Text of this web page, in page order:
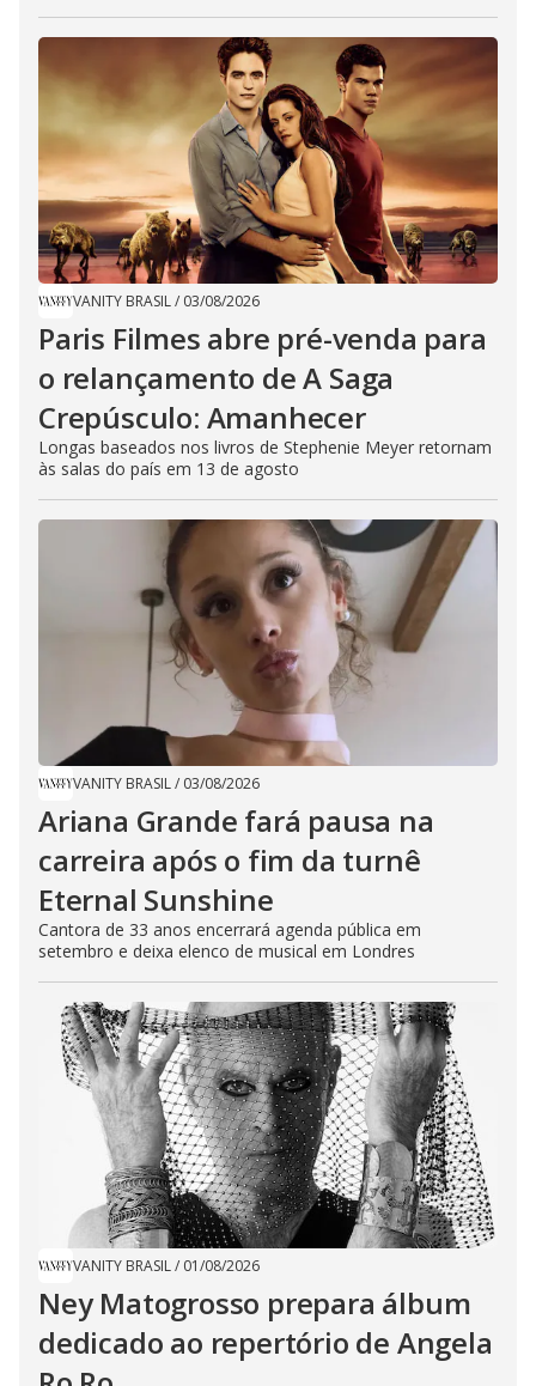
VANITY BRASIL/ 03/08/2026
Paris Filmes abre pré-venda para
o relançamento de A Saga
Crepúsculo: Amanhecer
Longas baseados nos livros de Stephenie Meyer retornam
às salas do país em 13 de agosto
VANITY BRASIL/ 03/08/2026
Ariana Grande fará pausa na
carreira após o fim da turnê
Eternal Sunshine
Cantora de 33 anos encerrará agenda pública em
setembro e deixa elenco de musical em Londres
VANITY BRASIL/ 01/08/2026
Ney Matogrosso prepara álbum
dedicado ao repertório de Angela